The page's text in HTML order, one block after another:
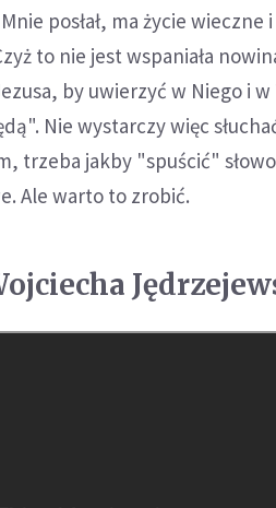
posłał, ma życie
to nie jest wspaniała
by uwierzyć w Niego i w
Nie wystarczy więc
trzeba jakby "spuścić"
Ale warto to zrobić.